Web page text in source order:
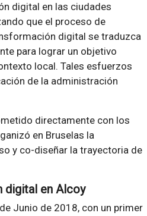
digital en las ciudades
que el proceso de
digital se traduzca
para lograr un objetivo
local. Tales esfuerzos
de la administración
directamente con los
en Bruselas la
y co-diseñar la trayectoria de
digital en Alcoy
Junio de 2018, con un primer